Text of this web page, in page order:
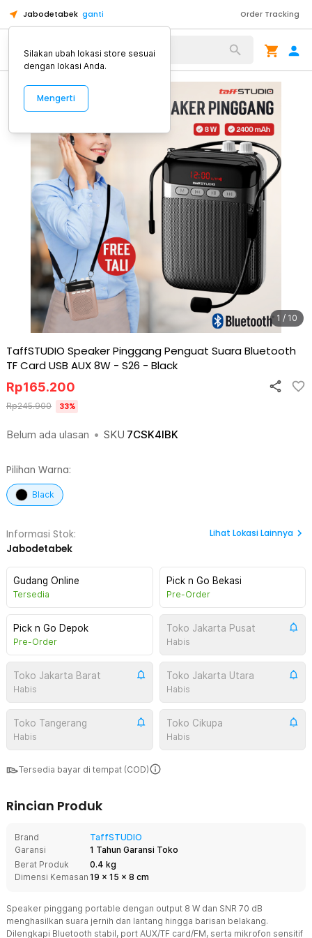
Jabodetabek ganti Order Tracking
Alat Kopi
1 / 10
TaffSTUDIO Speaker Pinggang Penguat Suara Bluetooth
TF Card USB AUX 8W - S26 - Black
Belum ada ulasan • SKU 7CSK4IBK
Rp165.200
Rp245.900 33%
Pilihan Warna:
Black
Informasi Stok:
Jabodetabek
Lihat Lokasi Lainnya
Gudang Online
Tersedia
Pick n Go Bekasi
Pre-Order
Pick n Go Depok
Pre-Order
Toko Jakarta Pusat
Habis
Toko Jakarta Barat
Habis
Toko Jakarta Utara
Habis
Toko Tangerang
Habis
Toko Cikupa
Habis
Tersedia bayar di tempat (COD)
Rincian Produk
Brand
TaffSTUDIO
Garansi
1 Tahun Garansi Toko
Berat Produk
0.4 kg
Dimensi Kemasan 19 x 15 x 8 cm
Speaker pinggang portable dengan output 8 W dan SNR 70 dB
menghasilkan suara jernih dan lantang hingga barisan belakang.
Dilengkapi Bluetooth stabil, port AUX/TF card/FM, serta mikrofon sensitif
Silakan ubah lokasi store sesuai
dengan lokasi Anda.
Mengerti